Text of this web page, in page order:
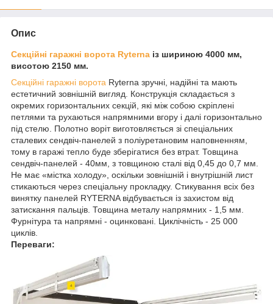
Опис
Секційні гаражні ворота Ryterna із шириною 4000 мм,
висотою 2150 мм.
Секційні гаражні ворота Ryterna зручні, надійні та мають
естетичний зовнішній вигляд. Конструкція складається з
окремих горизонтальних секцій, які між собою скріплені
петлями та рухаються напрямними вгору і далі горизонтально
під стелю. Полотно воріт виготовляється зі спеціальних
сталевих сендвіч-панелей з поліуретановим наповненням,
тому в гаражі тепло буде зберігатися без втрат. Товщина
сендвіч-панелей - 40мм, з товщиною сталі від 0,45 до 0,7 мм.
Не має «містка холоду», оскільки зовнішній і внутрішній лист
стикаються через спеціальну прокладку. Стикування всіх без
винятку панелей RYTERNA відбувається із захистом від
затискання пальців. Товщина металу напрямних - 1,5 мм.
Фурнітура та напрямні - оцинковані. Циклічність - 25 000
циклів.
Переваги: